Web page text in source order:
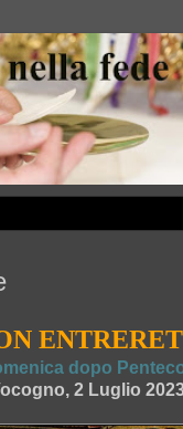
dopo
2 Luglio